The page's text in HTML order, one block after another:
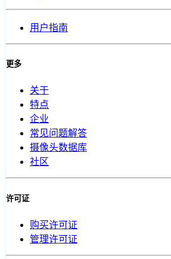
用户指南
更多
关于
特点
企业
常见问题解答
摄像头数据库
社区
许可证
购买许可证
管理许可证